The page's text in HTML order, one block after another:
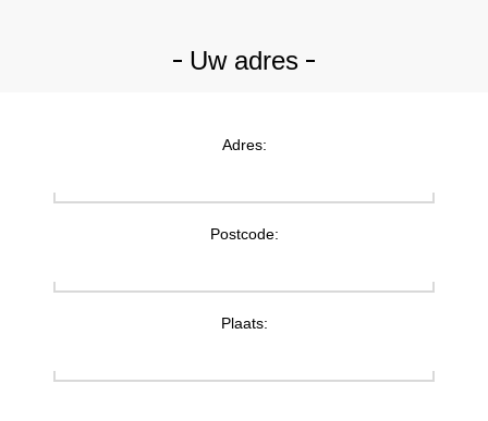
Uw adres
Adres:
Postcode:
Plaats: